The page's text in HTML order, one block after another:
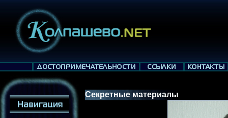
Секретные материалы